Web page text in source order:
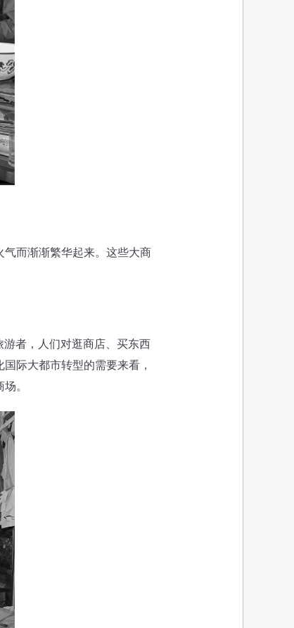
而渐渐繁华起来。这些大商
者，人们对逛商店、买东西
际大都市转型的需要来看，
。